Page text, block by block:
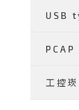
USB
PCAP
工控